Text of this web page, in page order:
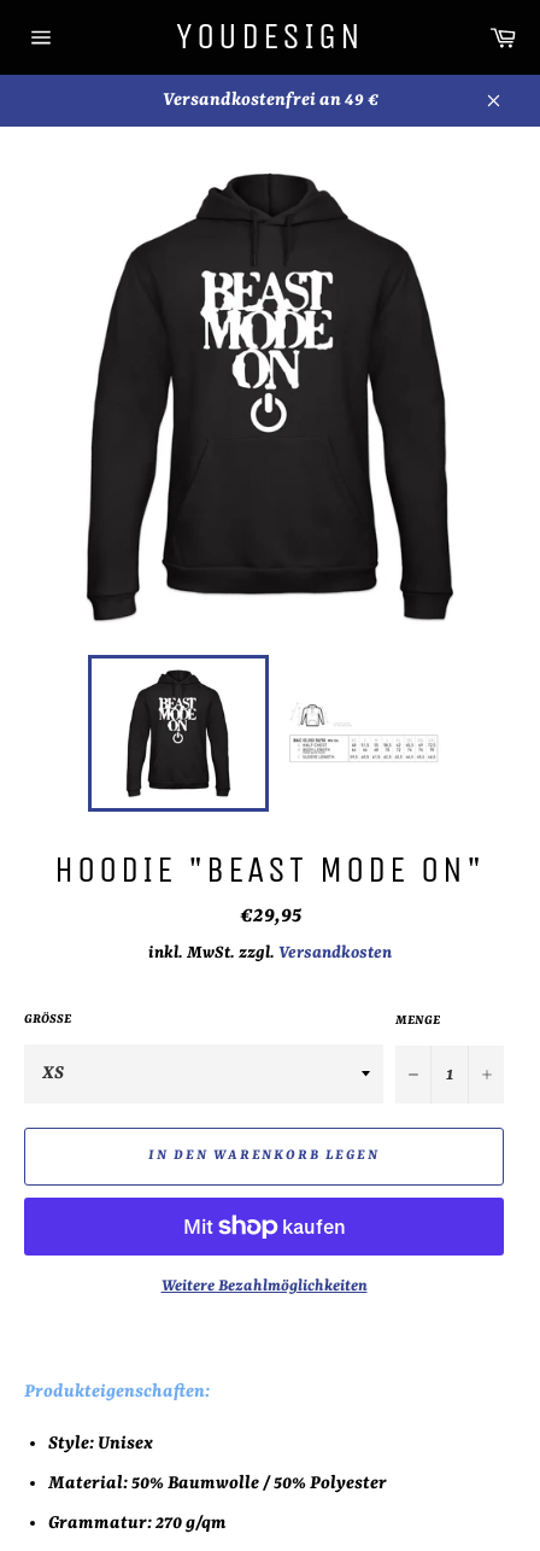
zum
YOUDESIGN
Versandkostenfrei an 49 €
HOODIE "BEAST MODE ON"
Normaler
€29,95
inkl. MwSt. zzgl. Versandkosten
GRÖSSE MENGE
− +
IN DEN WARENKORB LEGEN
Weitere Bezahlmöglichkeiten
Produkteigenschaften:
Style: Unisex
Material: 50% Baumwolle / 50% Polyester
Grammatur: 270 g/qm